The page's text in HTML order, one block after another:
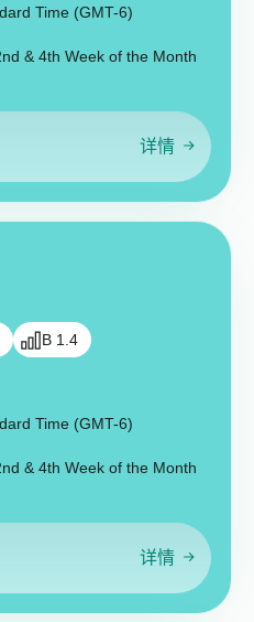
Time (GMT-6)
& 4th Week of the Month
详情
B 1.4
Time (GMT-6)
& 4th Week of the Month
详情